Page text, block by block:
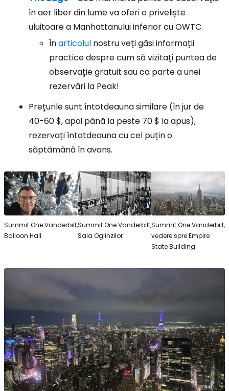
în aer liber din lume va oferi o priveliște
uluitoare a Manhattanului inferior cu OWTC.
Înarticolul nostru veți găsi informații
practice despre cum să vizitați puntea de
observație gratuit sau ca parte a unei
rezervări la Peak!
Prețurile sunt întotdeauna similare (în jur de
40-60 $, apoi până la peste 70 $ la apus),
rezervați întotdeauna cu cel puțin o
săptămână în avans.
Summit One Vanderbilt,
Balloon Hall
Summit One Vanderbilt,
Sala Oglinzilor
Summit One Vanderbilt,
vedere spre Empire
State Building